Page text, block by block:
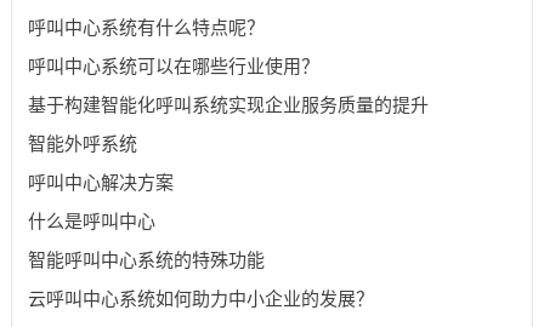
呼叫中心系统有什么特点呢？
呼叫中心系统可以在哪些行业使用？
基于构建智能化呼叫系统实现企业服务质量的提升
智能外呼系统
呼叫中心解决方案
什么是呼叫中心
智能呼叫中心系统的特殊功能
云呼叫中心系统如何助力中小企业的发展？